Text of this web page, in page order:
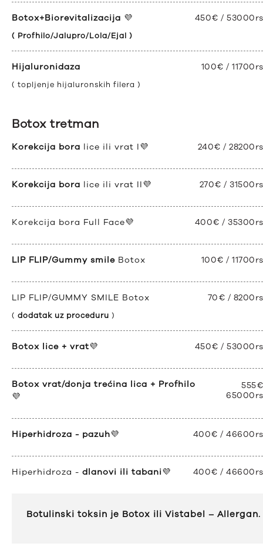
Botox+Biorevitalizacija 💜 450€ /
( Profhilo/Jalupro/Lola/Ejal )
Hijaluronidaza 100€ /
( topljenje hijaluronskih filera )
Botox tretman
Korekcija bora lice ili vrat I💜 240€ /
Korekcija bora lice ili vrat II💜 270€ /
Korekcija bora Full Face💜 400€ /
LIP FLIP/Gummy smile Botox 100€ /
LIP FLIP/GUMMY SMILE Botox 70€ /
( dodatak uz proceduru )
Botox lice + vrat💜 450€ /
Botox vrat/donja trećina lica + Profhilo
💜
Hiperhidroza - pazuh💜 400€ /
Hiperhidroza - dlanovi ili tabani💜 400€ /
Botulinski toksin je Botox ili Vistabel – Allergan.